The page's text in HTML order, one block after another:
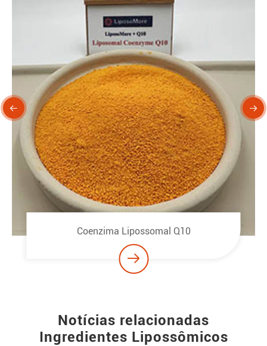
Coenzima Lipossomal Q10

 
Notícias relacionadas
Ingredientes Lipossômicos